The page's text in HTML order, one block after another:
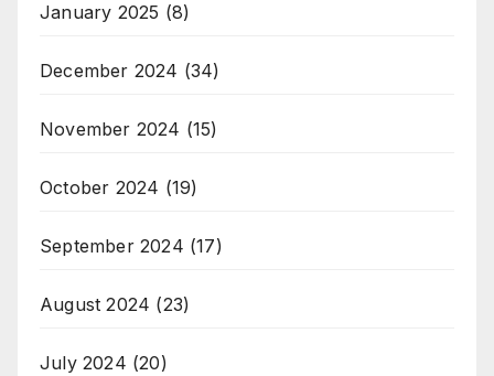
January 2025 (8)
December 2024 (34)
November 2024 (15)
October 2024 (19)
September 2024 (17)
August 2024 (23)
July 2024 (20)